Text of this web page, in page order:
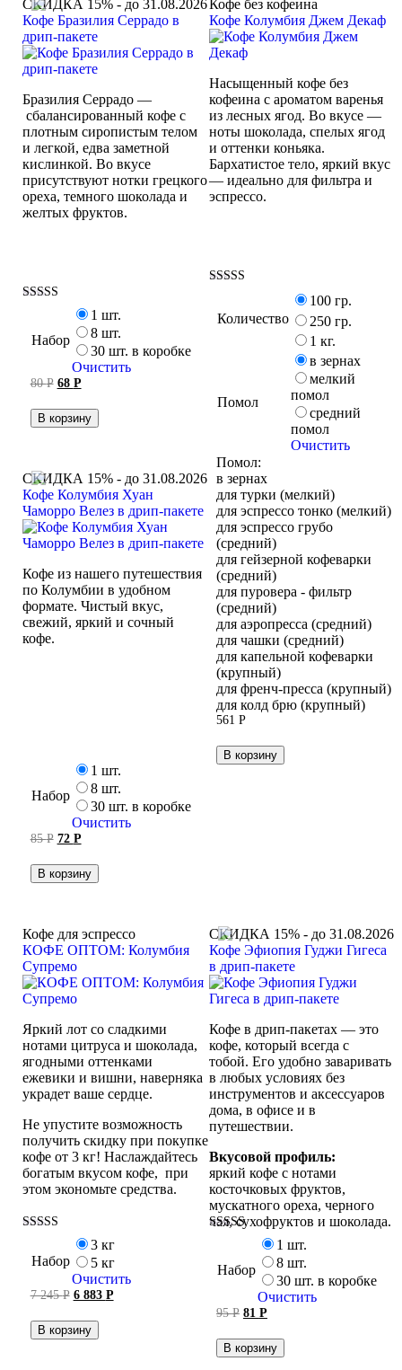
Кофе без кофеина
Кофе Колумбия Джем Декаф
Насыщенный кофе без
кофеина с ароматом варенья
из лесных ягод. Во вкусе —
ноты шоколада, спелых ягод
и оттенки коньяка.
Бархатистое тело, яркий вкус
— идеально для фильтра и
эспрессо.
из 5
Количество
100 гр.
250 гр.
1 кг.
Помол
в зернах
мелкий
помол
средний
помол
Очистить
Помол:
в зернах
для турки (мелкий)
для эспрессо тонко (мелкий)
для эспрессо грубо
(средний)
для гейзерной кофеварки
(средний)
для пуровера - фильтр
(средний)
для аэропресса (средний)
для чашки (средний)
для капельной кофеварки
(крупный)
для френч-пресса (крупный)
для колд брю (крупный)
561 Р
В корзину
СКИДКА 15% - до 31.08.2026
Кофе Бразилия Серрадо в
дрип-пакете
Бразилия Серрадо —
сбалансированный кофе с
плотным сиропистым телом
и легкой, едва заметной
кислинкой. Во вкусе
присутствуют нотки грецкого
ореха, темного шоколада и
желтых фруктов.
из 5
Набор
1 шт.
8 шт.
30 шт. в коробке
Очистить
80Р Первоначальная
составляла
80 руб..
68 РТекущая
68 руб..
В корзину
СКИДКА 15% - до 31.08.2026
Кофе Колумбия Хуан
Чаморро Велез в дрип-пакете
Кофе из нашего путешествия
по Колумбии в удобном
формате. Чистый вкус,
свежий, яркий и сочный
кофе.
Набор
1 шт.
8 шт.
30 шт. в коробке
Очистить
85Р Первоначальная
составляла
85 руб..
72 РТекущая
72 руб..
В корзину
СКИДКА 15% - до 31.08.2026
Кофе Эфиопия Гуджи Гигеса
в дрип-пакете
Кофе в дрип-пакетах — это
кофе, который всегда с
тобой. Его удобно заваривать
в любых условиях без
инструментов и аксессуаров
дома, в офисе и в
путешествии.
Вкусовой профиль:
яркий кофе с нотами
косточковых фруктов,
мускатного ореха, черного
чая, сухофруктов и шоколада.
из 5
Набор
1 шт.
8 шт.
30 шт. в коробке
Очистить
95Р Первоначальная
составляла
95 руб..
81 РТекущая
81 руб..
В корзину
Кофе для эспрессо
КОФЕ ОПТОМ: Колумбия
Супремо
Яркий лот со сладкими
нотами цитруса и шоколада,
ягодными оттенками
ежевики и вишни, наверняка
украдет ваше сердце.
Не упустите возможность
получить скидку при покупке
кофе от 3 кг! Наслаждайтесь
богатым вкусом кофе, при
этом экономьте средства.
из 5
Набор
3 кг
5 кг
Очистить
7 245Р Первоначальная
составляла
7 245 руб..
6 883 РТекущая
В корзину